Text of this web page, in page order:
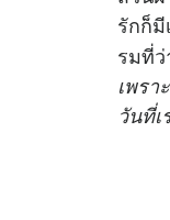
รักก็
รมที่ว่
เพร
วันที่